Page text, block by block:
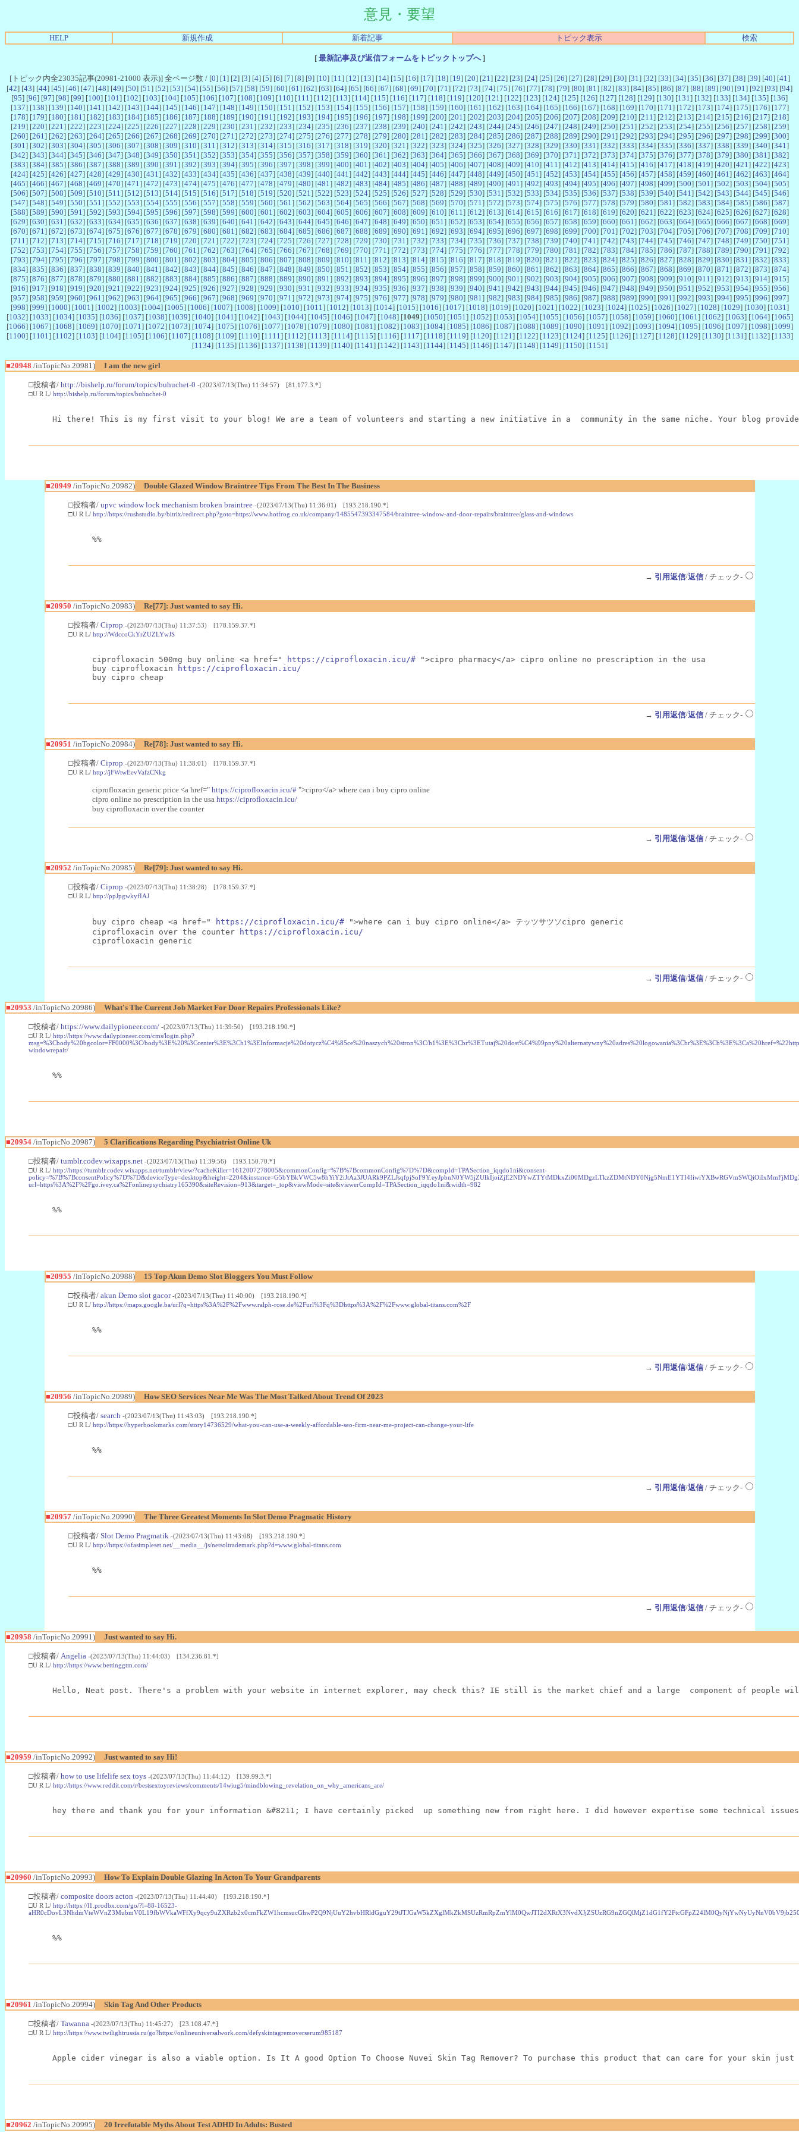
意見・要望
HELP 新規作成 新着記事 トピック表示 検索
[最新記事及び返信フォームをトピックトップへ]
[トピック内全23035記事(20981-21000 表示)] 全ページ数 / [0] [1 ] [2] [3] [4] [5] [6] [7] [8] [9] [10] [11 ] [12] [13] [14] [15] [16] [17] [18] [19] [20] [21 ] [22] [23] [24] [25] [26] [27] [28] [29] [30] [31 ] [32] [33] [34] [35] [36] [37] [38] [39] [40] [41 ]
[42] [43] [44] [45] [46] [47] [48] [49] [50] [51 ] [52] [53] [54] [55] [56] [57] [58] [59] [60] [61 ] [62] [63] [64] [65] [66] [67] [68] [69] [70] [71 ] [72] [73] [74] [75] [76] [77] [78] [79] [80] [81 ] [82] [83] [84] [85] [86] [87] [88] [89] [90] [91 ] [92] [93] [94]
[95] [96] [97] [98] [99] [100] [101 ] [102] [103] [104] [105] [106] [107] [108] [109] [110] [111 ] [112] [113] [114] [115] [116] [117] [118] [119] [120] [121 ] [122] [123] [124] [125] [126] [127] [128] [129] [130] [131 ] [132] [133] [134] [135] [136]
[137] [138] [139] [140] [141 ] [142] [143] [144] [145] [146] [147] [148] [149] [150] [151 ] [152] [153] [154] [155] [156] [157] [158] [159] [160] [161 ] [162] [163] [164] [165] [166] [167] [168] [169] [170] [171 ] [172] [173] [174] [175] [176] [177]
[178] [179] [180] [181 ] [182] [183] [184] [185] [186] [187] [188] [189] [190] [191 ] [192] [193] [194] [195] [196] [197] [198] [199] [200] [201 ] [202] [203] [204] [205] [206] [207] [208] [209] [210] [211 ] [212] [213] [214] [215] [216] [217] [218]
[219] [220] [221 ] [222] [223] [224] [225] [226] [227] [228] [229] [230] [231 ] [232] [233] [234] [235] [236] [237] [238] [239] [240] [241 ] [242] [243] [244] [245] [246] [247] [248] [249] [250] [251 ] [252] [253] [254] [255] [256] [257] [258] [259]
[260] [261 ] [262] [263] [264] [265] [266] [267] [268] [269] [270] [271 ] [272] [273] [274] [275] [276] [277] [278] [279] [280] [281 ] [282] [283] [284] [285] [286] [287] [288] [289] [290] [291 ] [292] [293] [294] [295] [296] [297] [298] [299] [300]
[301 ] [302] [303] [304] [305] [306] [307] [308] [309] [310] [311 ] [312] [313] [314] [315] [316] [317] [318] [319] [320] [321 ] [322] [323] [324] [325] [326] [327] [328] [329] [330] [331 ] [332] [333] [334] [335] [336] [337] [338] [339] [340] [341 ]
[342] [343] [344] [345] [346] [347] [348] [349] [350] [351 ] [352] [353] [354] [355] [356] [357] [358] [359] [360] [361 ] [362] [363] [364] [365] [366] [367] [368] [369] [370] [371 ] [372] [373] [374] [375] [376] [377] [378] [379] [380] [381 ] [382]
[383] [384] [385] [386] [387] [388] [389] [390] [391 ] [392] [393] [394] [395] [396] [397] [398] [399] [400] [401 ] [402] [403] [404] [405] [406] [407] [408] [409] [410] [411 ] [412] [413] [414] [415] [416] [417] [418] [419] [420] [421 ] [422] [423]
[424] [425] [426] [427] [428] [429] [430] [431 ] [432] [433] [434] [435] [436] [437] [438] [439] [440] [441 ] [442] [443] [444] [445] [446] [447] [448] [449] [450] [451 ] [452] [453] [454] [455] [456] [457] [458] [459] [460] [461 ] [462] [463] [464]
[465] [466] [467] [468] [469] [470] [471 ] [472] [473] [474] [475] [476] [477] [478] [479] [480] [481 ] [482] [483] [484] [485] [486] [487] [488] [489] [490] [491 ] [492] [493] [494] [495] [496] [497] [498] [499] [500] [501 ] [502] [503] [504] [505]
[506] [507] [508] [509] [510] [511 ] [512] [513] [514] [515] [516] [517] [518] [519] [520] [521 ] [522] [523] [524] [525] [526] [527] [528] [529] [530] [531 ] [532] [533] [534] [535] [536] [537] [538] [539] [540] [541 ] [542] [543] [544] [545] [546]
[547] [548] [549] [550] [551 ] [552] [553] [554] [555] [556] [557] [558] [559] [560] [561 ] [562] [563] [564] [565] [566] [567] [568] [569] [570] [571 ] [572] [573] [574] [575] [576] [577] [578] [579] [580] [581 ] [582] [583] [584] [585] [586] [587]
[588] [589] [590] [591 ] [592] [593] [594] [595] [596] [597] [598] [599] [600] [601 ] [602] [603] [604] [605] [606] [607] [608] [609] [610] [611 ] [612] [613] [614] [615] [616] [617] [618] [619] [620] [621 ] [622] [623] [624] [625] [626] [627] [628]
[629] [630] [631 ] [632] [633] [634] [635] [636] [637] [638] [639] [640] [641 ] [642] [643] [644] [645] [646] [647] [648] [649] [650] [651 ] [652] [653] [654] [655] [656] [657] [658] [659] [660] [661 ] [662] [663] [664] [665] [666] [667] [668] [669]
[670] [671 ] [672] [673] [674] [675] [676] [677] [678] [679] [680] [681 ] [682] [683] [684] [685] [686] [687] [688] [689] [690] [691 ] [692] [693] [694] [695] [696] [697] [698] [699] [700] [701 ] [702] [703] [704] [705] [706] [707] [708] [709] [710]
[711 ] [712] [713] [714] [715] [716] [717] [718] [719] [720] [721 ] [722] [723] [724] [725] [726] [727] [728] [729] [730] [731 ] [732] [733] [734] [735] [736] [737] [738] [739] [740] [741 ] [742] [743] [744] [745] [746] [747] [748] [749] [750] [751 ]
[752] [753] [754] [755] [756] [757] [758] [759] [760] [761 ] [762] [763] [764] [765] [766] [767] [768] [769] [770] [771 ] [772] [773] [774] [775] [776] [777] [778] [779] [780] [781 ] [782] [783] [784] [785] [786] [787] [788] [789] [790] [791 ] [792]
[793] [794] [795] [796] [797] [798] [799] [800] [801 ] [802] [803] [804] [805] [806] [807] [808] [809] [810] [811 ] [812] [813] [814] [815] [816] [817] [818] [819] [820] [821 ] [822] [823] [824] [825] [826] [827] [828] [829] [830] [831 ] [832] [833]
[834] [835] [836] [837] [838] [839] [840] [841 ] [842] [843] [844] [845] [846] [847] [848] [849] [850] [851 ] [852] [853] [854] [855] [856] [857] [858] [859] [860] [861 ] [862] [863] [864] [865] [866] [867] [868] [869] [870] [871 ] [872] [873] [874]
[875] [876] [877] [878] [879] [880] [881 ] [882] [883] [884] [885] [886] [887] [888] [889] [890] [891 ] [892] [893] [894] [895] [896] [897] [898] [899] [900] [901 ] [902] [903] [904] [905] [906] [907] [908] [909] [910] [911 ] [912] [913] [914] [915]
[916] [917] [918] [919] [920] [921 ] [922] [923] [924] [925] [926] [927] [928] [929] [930] [931 ] [932] [933] [934] [935] [936] [937] [938] [939] [940] [941 ] [942] [943] [944] [945] [946] [947] [948] [949] [950] [951 ] [952] [953] [954] [955] [956]
[957] [958] [959] [960] [961 ] [962] [963] [964] [965] [966] [967] [968] [969] [970] [971 ] [972] [973] [974] [975] [976] [977] [978] [979] [980] [981 ] [982] [983] [984] [985] [986] [987] [988] [989] [990] [991 ] [992] [993] [994] [995] [996] [997]
[998] [999] [1000] [1001 ] [1002] [1003] [1004] [1005] [1006] [1007] [1008] [1009] [1010] [1011 ] [1012] [1013] [1014] [1015] [1016] [1017] [1018] [1019] [1020] [1021 ] [1022] [1023] [1024] [1025] [1026] [1027] [1028] [1029] [1030] [1031 ]
[1032] [1033] [1034] [1035] [1036] [1037] [1038] [1039] [1040] [1041 ] [1042] [1043] [1044] [1045] [1046] [1047] [1048] [1049] [1050] [1051 ] [1052] [1053] [1054] [1055] [1056] [1057] [1058] [1059] [1060] [1061 ] [1062] [1063] [1064] [1065]
[1066] [1067] [1068] [1069] [1070] [1071 ] [1072] [1073] [1074] [1075] [1076] [1077] [1078] [1079] [1080] [1081 ] [1082] [1083] [1084] [1085] [1086] [1087] [1088] [1089] [1090] [1091 ] [1092] [1093] [1094] [1095] [1096] [1097] [1098] [1099]
[1100] [1101 ] [1102] [1103] [1104] [1105] [1106] [1107] [1108] [1109] [1110] [1111 ] [1112] [1113] [1114] [1115] [1116] [1117] [1118] [1119] [1120] [1121 ] [1122] [1123] [1124] [1125] [1126] [1127] [1128] [1129] [1130] [1131 ] [1132] [1133]
[1134] [1135] [1136] [1137] [1138] [1139] [1140] [1141 ] [1142] [1143] [1144] [1145] [1146] [1147] [1148] [1149] [1150] [1151 ]
■20948 /inTopicNo.20981) I am the new girl
□投稿者/ http://bishelp.ru/forum/topics/buhuchet-0 -(2023/07/13(Thu) 11:34:57) [81.177.3.*]
□U R L/ http://bishelp.ru/forum/topics/buhuchet-0
Hi there! This is my first visit to your blog! We are a team of volunteers and starting a new initiative in a  community in the same niche. Your blog
■20949 /inTopicNo.20982) Double Glazed Window Braintree Tips From The Best In The Business
□投稿者/ upvc window lock mechanism broken braintree -(2023/07/13(Thu) 11:36:01) [193.218.190.*]
□U R L/ http://https://rushstudio.by/bitrix/redirect.php?goto=https://www.hotfrog.co.uk/company/1485547393347584/braintree-window-and-door-repairs/braintree/glass-and-windows
%%
→ 引用返信/返信/ チェック-
■20950 /inTopicNo.20983) Re[77]: Just wanted to say Hi.
□投稿者/ Ciprop -(2023/07/13(Thu) 11:37:53) [178.159.37.*]
□U R L/ http://WdccoCkYrZUZLYwJS
ciprofloxacin 500mg buy online <a href=" https://ciprofloxacin.icu/# ">cipro pharmacy</a> cipro online no prescription in the usa
buy ciprofloxacin
https://ciprofloxacin.icu/
buy cipro cheap
→ 引用返信/返信/ チェック-
■20951 /inTopicNo.20984) Re[78]: Just wanted to say Hi.
□投稿者/ Ciprop -(2023/07/13(Thu) 11:38:01) [178.159.37.*]
□U R L/ http://jFWtwEevVafzCNkg
ciprofloxacin generic price <a href=" https://ciprofloxacin.icu/#">cipro</a> where can i buy cipro online
cipro online no prescription in the usa https://ciprofloxacin.icu/
buy ciprofloxacin over the counter
→ 引用返信/返信/ チェック-
■20952 /inTopicNo.20985) Re[79]: Just wanted to say Hi.
□投稿者/ Ciprop -(2023/07/13(Thu) 11:38:28) [178.159.37.*]
□U R L/ http://ppJpgwkyfIAJ
buy cipro cheap <a href=" https://ciprofloxacin.icu/# ">where can i buy cipro online</a> テッツサツソcipro generic
ciprofloxacin over the counter
https://ciprofloxacin.icu/
ciprofloxacin generic
→ 引用返信/返信/ チェック-
■20953 /inTopicNo.20986) What's The Current Job Market For Door Repairs Professionals Like?
□投稿者/ https://www.dailypioneer.com/ -(2023/07/13(Thu) 11:39:50) [193.218.190.*]
□U R L/ http://https://www.dailypioneer.com/cms/login.php?
msg=%3Cbody%20bgcolor=FF0000%3C/body%3E%20%3Ccenter%3E%3Ch1%3EInformacje%20dotycz%C4%85ce%20naszych%20stron%3C/
windowrepair/
%%
■20954 /inTopicNo.20987) 5 Clarifications Regarding Psychiatrist Online Uk
□投稿者/ tumblr.codev.wixapps.net -(2023/07/13(Thu) 11:39:56) [193.150.70.*]
□U R L/ http://https://tumblr.codev.wixapps.net/tumblr/view/?cacheKiller=1612007278005&commonConfig=%7B%7BcommonConfig%7D%7D&compId=TPASection_iqqdo1ni&consent-
url=https%3A%2F%2Fgo.ivey.ca%2Fonlinepsychiatry165390&siteRevision=913&target=_top&viewMode=site&viewerCompId=TPASection_iqqdo1ni&width=982
%%
■20955 /inTopicNo.20988) 15 Top Akun Demo Slot Bloggers You Must Follow
□投稿者/ akun Demo slot gacor -(2023/07/13(Thu) 11:40:00) [193.218.190.*]
□U R L/ http://https://maps.google.ba/url?q=https%3A%2F%2Fwww.ralph-rose.de%2Furl%3Fq%3Dhttps%3A%2F%2Fwww.global-titans.com%2F
%%
→ 引用返信/返信/ チェック-
■20956 /inTopicNo.20989) How SEO Services Near Me Was The Most Talked About Trend Of 2023
□投稿者/ search -(2023/07/13(Thu) 11:43:03) [193.218.190.*]
□U R L/ http://https://hyperbookmarks.com/story14736529/what-you-can-use-a-weekly-affordable-seo-firm-near-me-project-can-change-your-life
%%
→ 引用返信/返信/ チェック-
■20957/inTopicNo.20990) The Three Greatest Moments In Slot Demo Pragmatic History
□投稿者/ Slot Demo Pragmatik -(2023/07/13(Thu) 11:43:08) [193.218.190.*]
□U R L/ http://https://ofasimpleset.net/__media__/js/netsoltrademark.php?d=www.global-titans.com
%%
→ 引用返信/返信/ チェック-
■20958 /inTopicNo.20991) Just wanted to say Hi.
□投稿者/ Angelia -(2023/07/13(Thu) 11:44:03) [134.236.81.*]
□U R L/ http://https://www.bettinggtm.com/
Hello, Neat post. There's a problem with your website in internet explorer, may check this? IE still is the market chief and a large  component of people
■20959 /inTopicNo.20992) Just wanted to say Hi!
□投稿者/ how to use lifelife sex toys -(2023/07/13(Thu) 11:44:12) [139.99.3.*]
□U R L/ http://https://www.reddit.com/r/bestsextoyreviews/comments/14wiug5/mindblowing_revelation_on_why_americans_are/
hey there and thank you for your information &#8211; I have certainly picked  up something new from right here. I did however expertise some technical
■20960 /inTopicNo.20993) How To Explain Double Glazing In Acton To Your Grandparents
□投稿者/ composite doors acton -(2023/07/13(Thu) 11:44:40) [193.218.190.*]
□U R L/ http://https://l1.prodbx.com/go/?l=88-16523-
%%
■20961 /inTopicNo.20994) Skin Tag And Other Products
□投稿者/ Tawanna -(2023/07/13(Thu) 11:45:27) [23.108.47.*]
□U R L/ http://https://www.twilightrussia.ru/go?https://onlineuniversalwork.com/defyskintagremoverserum985187
Apple cider vinegar is also a viable option. Is It A good Option To Choose Nuvei Skin Tag Remover? To purchase this product that can care for your
■20962 /inTopicNo.20995) 20 Irrefutable Myths About Test ADHD In Adults: Busted